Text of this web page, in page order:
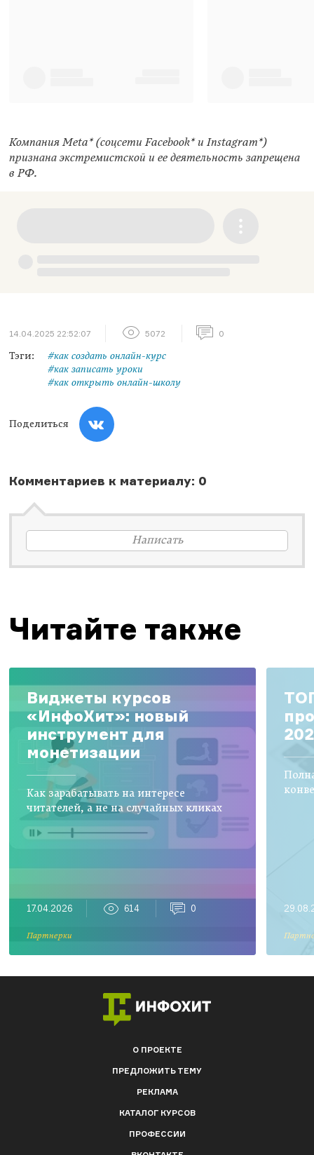
Компания Meta* (соцсети Facebook* и Instagram*)
признана экстремистской и ее деятельность запрещена
в РФ.
14.04.2025 22:52:07 5072 0
Тэги:
#как создать онлайн-курс
#как записать уроки
#как открыть онлайн-школу
Поделиться
Комментариев к материалу: 0
Написать
Читайте также
Виджеты курсов
«ИнфоХит»: новый
инструмент для
монетизации
Как зарабатывать на интересе
читателей, а не на случайных кликах
17.04.2026 614 0
Партнерки
О ПРОЕКТЕ
ПРЕДЛОЖИТЬ ТЕМУ
РЕКЛАМА
КАТАЛОГ КУРСОВ
ПРОФЕССИИ